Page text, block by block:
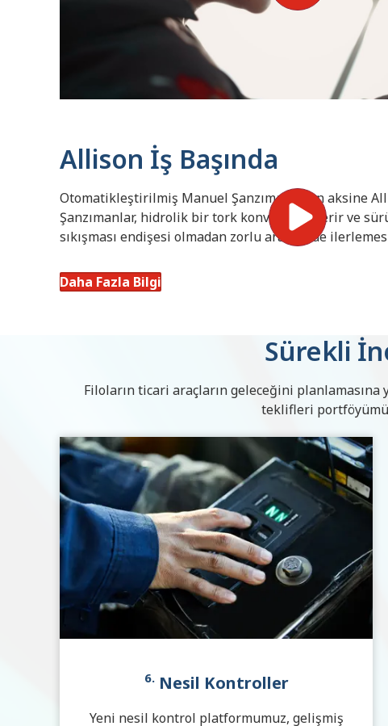
Allison İş Başında
Otomatikleştirilmiş Manuel Şanzımanlar'ın aksine
Şanzımanlar, hidrolik bir tork konvertörü içerir ve
sıkışması endişesi olmadan zorlu arazilerde
Daha Fazla Bilgi
Sürekli
Filoların ticari araçların geleceğini planlamasına
teklifleri
6.Nesil Kontroller
Yeni nesil kontrol platformumuz, gelişmiş